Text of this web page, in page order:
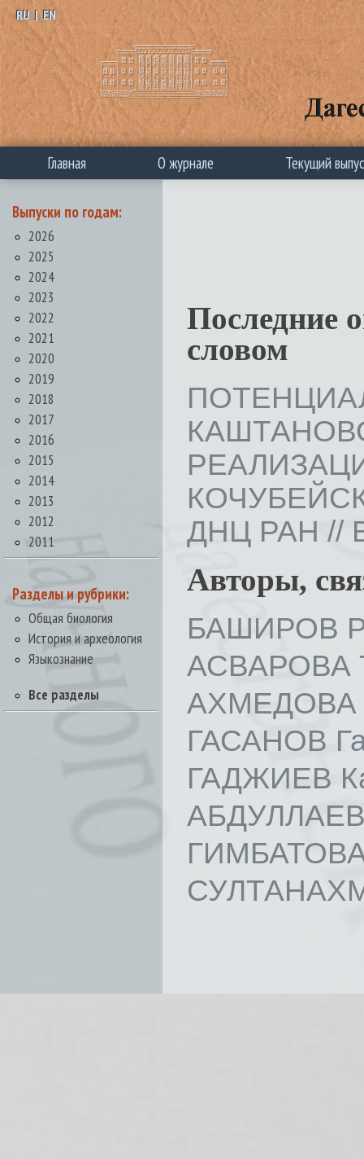
RU | EN
Главная О журнале Текущий
Выпуски по годам:
2026
2025
2024
2023
2022
2021
2020
2019
2018
2017
2016
2015
2014
2013
2012
2011
Разделы и рубрики:
Общая биология
История и археология
Языкознание
Все разделы
Последние
словом
ДНЦ РАН //
Авторы,
БАШИРОВ
АСВАРОВА
АХМЕДОВА
ГАСАНОВ
ГАДЖИЕВ
ГИМБАТОВА